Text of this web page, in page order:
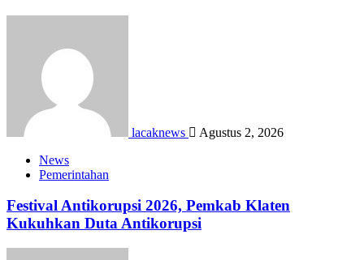
lacaknews
Agustus 2, 2026
News
Pemerintahan
Festival Antikorupsi 2026, Pemkab Klaten
Kukuhkan Duta Antikorupsi